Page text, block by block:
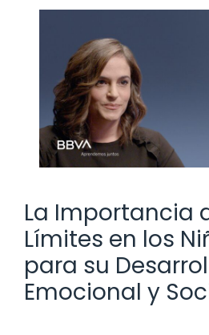
La Importancia
Límites en los
para su
Emocional y